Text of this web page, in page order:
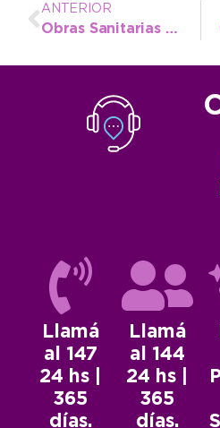
ANTERIOR
Obras Sanitarias resolvió el problema de tapado de cloacas en la Villa Balnearia
Llamá
al 147
24 hs |
365
días.
Llamá
al 144
24 hs |
365
días.